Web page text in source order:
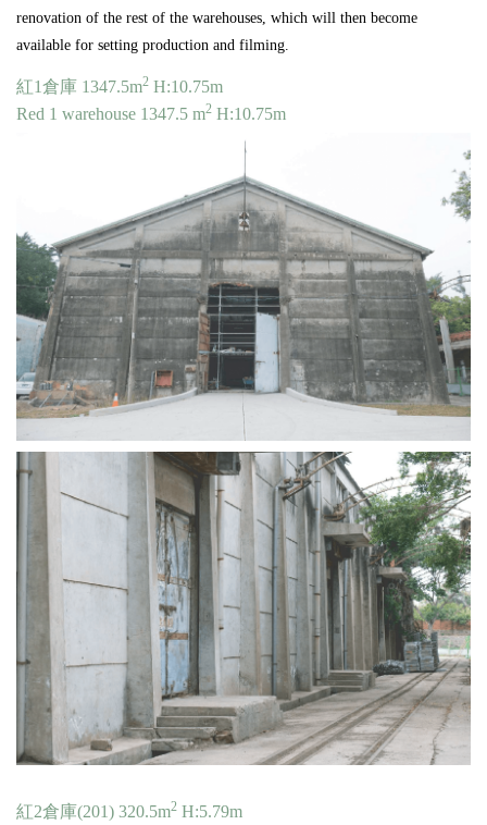
renovation of the rest of the warehouses, which will then become
available for setting production and filming.
紅1倉庫 1347.5m2 H:10.75m
Red 1 warehouse 1347.5 m2 H:10.75m
紅2倉庫(201) 320.5m2 H:5.79m